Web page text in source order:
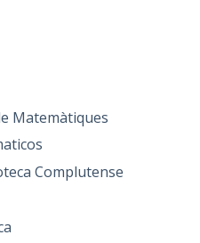
Matemàtiques
Complutense